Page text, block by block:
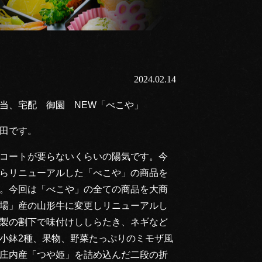
2024.02.14
、宅配 御園 NEW「べこや」
です。
トが要らないくらいの陽気です。今
リニューアルした「べこや」の商品を
今回は「べこや」の全ての商品を大商
」産の山形牛に変更しリニューアルし
の割下で味付けししらたき、ネギなど
鉢2種、果物、野菜たっぷりのミモザ風
内産「つや姫」を詰め込んだ二段の折